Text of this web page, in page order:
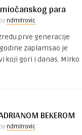
para
by ndmitrovic
prve generacije
godine zaplamsao je
koji gori i danas. Mirko
BEKEROM
by ndmitrovic